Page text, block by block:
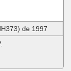
de 1997